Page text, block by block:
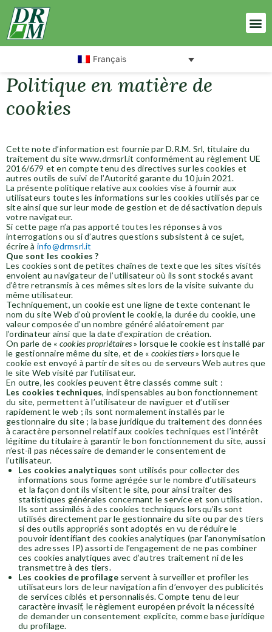
Français
Politique en matière de
cookies
Cette note d’information est fournie par D.R.M. Srl, titulaire du
traitement du site www.drmsrl.it conformément au règlement UE
2016/679 et en compte tenu des directives sur les cookies et
autres outils de suivi de l’Autorité garante du 10 juin 2021.
La présente politique relative aux cookies vise à fournir aux
utilisateurs toutes les informations sur les cookies utilisés par ce
site ainsi que sur leur mode de gestion et de désactivation depuis
votre navigateur.
Si cette page n’a pas apporté toutes les réponses à vos
interrogations ou si d’autres questions subsistent à ce sujet,
écrire à info@drmsrl.it
Que sont les cookies ?
Les cookies sont de petites chaînes de texte que les sites visités
envoient au navigateur de l’utilisateur où ils sont stockés avant
d’être retransmis à ces mêmes sites lors de la visite suivante du
même utilisateur.
Techniquement, un cookie est une ligne de texte contenant le
nom du site Web d’où provient le cookie, la durée du cookie, une
valeur composée d’un nombre généré aléatoirement par
l’ordinateur ainsi que la date d’expiration de création.
On parle de « cookies propriétaires» lorsque le cookie est installé par
le gestionnaire même du site, et de « cookies tiers» lorsque le
cookie est envoyé à partir de sites ou de serveurs Web autres que
le site Web visité par l’utilisateur.
En outre, les cookies peuvent être classés comme suit :
Les cookies techniques, indispensables au bon fonctionnement
du site, permettent à l’utilisateur de naviguer et d’utiliser
rapidement le web ; ils sont normalement installés par le
gestionnaire du site ; la base juridique du traitement des données
à caractère personnel relatif aux cookies techniques est l’intérêt
légitime du titulaire à garantir le bon fonctionnement du site, aussi
n’est-il pas nécessaire de demander le consentement de
l’utilisateur.
Les cookies analytiques sont utilisés pour collecter des
informations sous forme agrégée sur le nombre d’utilisateurs
et la façon dont ils visitent le site, pour ainsi traiter des
statistiques générales concernant le service et son utilisation.
Ils sont assimilés à des cookies techniques lorsqu’ils sont
utilisés directement par le gestionnaire du site ou par des tiers
si des outils appropriés sont adoptés en vu de réduire le
pouvoir identifiant des cookies analytiques (par l’anonymisation
des adresses IP) assorti de l’engagement de ne pas combiner
ces cookies analytiques avec d’autres traitement ni de les
transmettre à des tiers.
Les cookies de profilageservent à surveiller et profiler les
utilisateurs lors de leur navigation afin d’envoyer des publicités
de services ciblés et personnalisés. Compte tenu de leur
caractère invasif, le règlement européen prévoit la nécessité
de demander un consentement explicite, comme base juridique
du profilage.